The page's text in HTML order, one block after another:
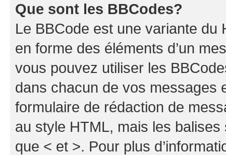
Que sont les BBCodes?
Le BBCode est une variante du
en forme des éléments d’un
vous pouvez utiliser les
dans chacun de vos messages
formulaire de rédaction de
au style HTML, mais les
que < et >. Pour plus